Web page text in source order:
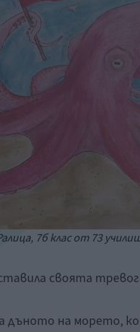
7б клас от 73
своята
дъното на морето,